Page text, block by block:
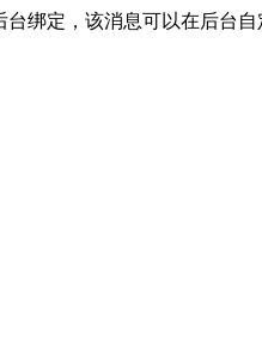
绑定，该消息可以在后台自